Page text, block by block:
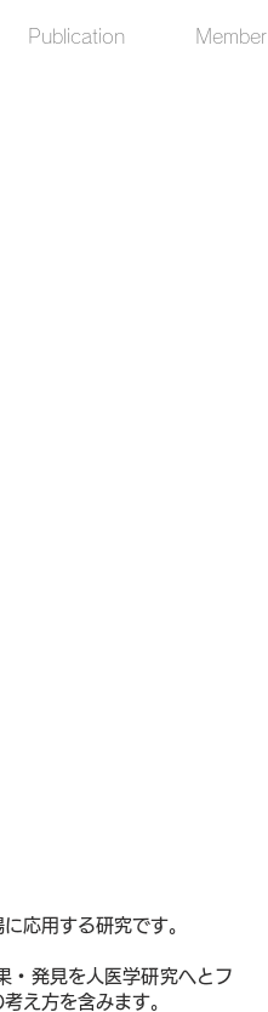
Publication Member
応用する研究です。
・発見を人医学研究へとフ
え方を含みます。